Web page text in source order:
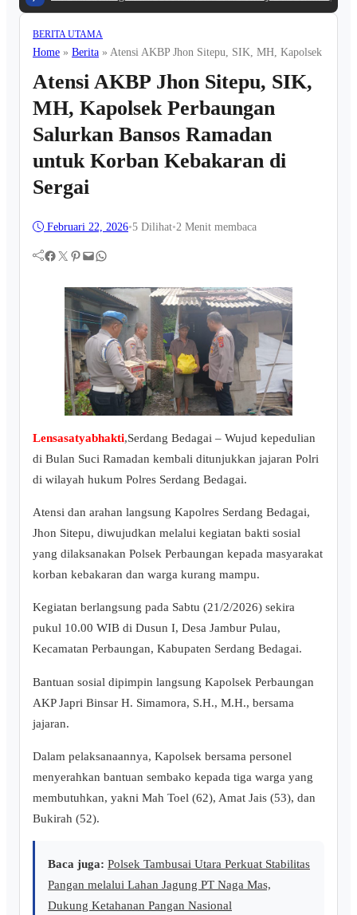
BERITA UTAMA
Home » Berita » Atensi AKBP Jhon Sitepu, SIK, MH, Kapolsek
Atensi AKBP Jhon Sitepu, SIK,
MH, Kapolsek Perbaungan
Salurkan Bansos Ramadan
untuk Korban Kebakaran di
Sergai
Februari 22, 2026•5 Dilihat•2 Menit membaca
Facebook Twitter Pinterest Mail WhatsApp
Lensasatyabhakti,Serdang Bedagai – Wujud kepedulian
di Bulan Suci Ramadan kembali ditunjukkan jajaran Polri
di wilayah hukum Polres Serdang Bedagai.
Atensi dan arahan langsung Kapolres Serdang Bedagai,
Jhon Sitepu, diwujudkan melalui kegiatan bakti sosial
yang dilaksanakan Polsek Perbaungan kepada masyarakat
korban kebakaran dan warga kurang mampu.
Kegiatan berlangsung pada Sabtu (21/2/2026) sekira
pukul 10.00 WIB di Dusun I, Desa Jambur Pulau,
Kecamatan Perbaungan, Kabupaten Serdang Bedagai.
Bantuan sosial dipimpin langsung Kapolsek Perbaungan
AKP Japri Binsar H. Simamora, S.H., M.H., bersama
jajaran.
Dalam pelaksanaannya, Kapolsek bersama personel
menyerahkan bantuan sembako kepada tiga warga yang
membutuhkan, yakni Mah Toel (62), Amat Jais (53), dan
Bukirah (52).
Baca juga: Polsek Tambusai Utara Perkuat Stabilitas
Pangan melalui Lahan Jagung PT Naga Mas,
Dukung Ketahanan Pangan Nasional